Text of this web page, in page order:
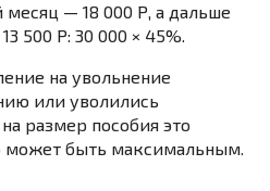
месяц — 18 000 Р, а дальше
500 Р: 30 000 × 45%.
на увольнение
или уволились
размер пособия это
может быть максимальным.